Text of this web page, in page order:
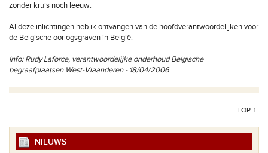
zonder kruis noch leeuw.
Al deze inlichtingen heb ik ontvangen van de hoofdverantwoordelijken voor
de Belgische oorlogsgraven in België.
Info: Rudy Laforce, verantwoordelijke onderhoud Belgische
begraafplaatsen West-Vlaanderen - 18/04/2006
TOP ↑
NIEUWS